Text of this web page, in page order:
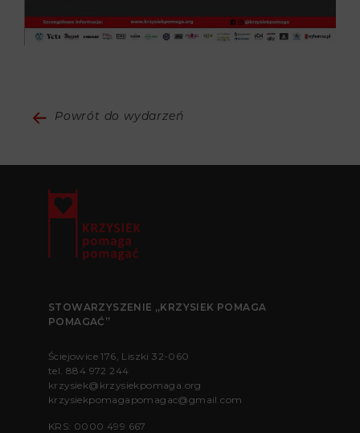
Powrót do wydarzeń
STOWARZYSZENIE „KRZYSIEK POMAGA
POMAGAĆ”
Ściejowice 176, Liszki 32-060
tel. 884 972 244
krzysiek@krzysiekpomaga.org
krzysiekpomagapomagac@gmail.com
KRS: 0000 499 667